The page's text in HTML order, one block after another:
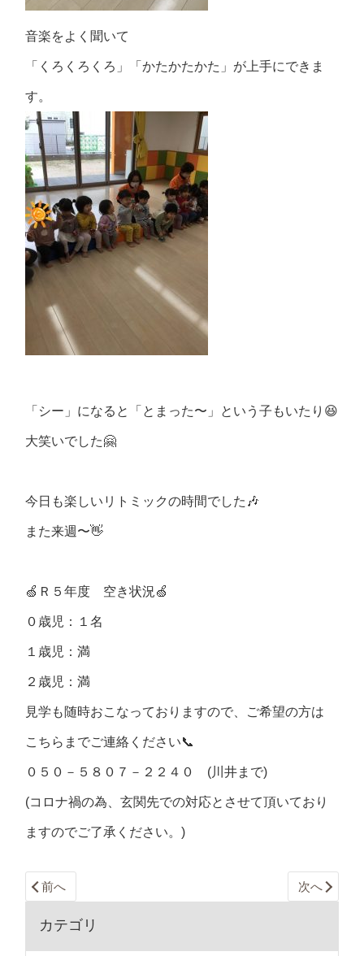
音楽をよく聞いて
「くろくろくろ」「かたかたかた」が上手にできま
す。
「シー」になると「とまった〜」という子もいたり😆
大笑いでした🤗
今日も楽しいリトミックの時間でした🎶
また来週〜👋
🍏Ｒ５年度 空き状況🍏
０歳児：１名
１歳児：満
２歳児：満
見学も随時おこなっておりますので、ご希望の方は
こちらまでご連絡ください📞
０５０－５８０７－２２４０ (川井まで)
(コロナ禍の為、玄関先での対応とさせて頂いており
ますのでご了承ください。)
前へ 次へ
カテゴリ